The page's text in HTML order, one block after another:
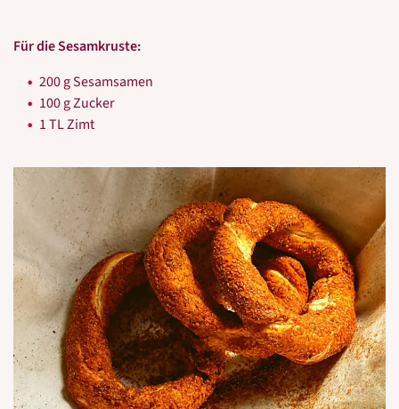
Für die Sesamkruste:
200 g Sesamsamen
100 g Zucker
1 TL Zimt